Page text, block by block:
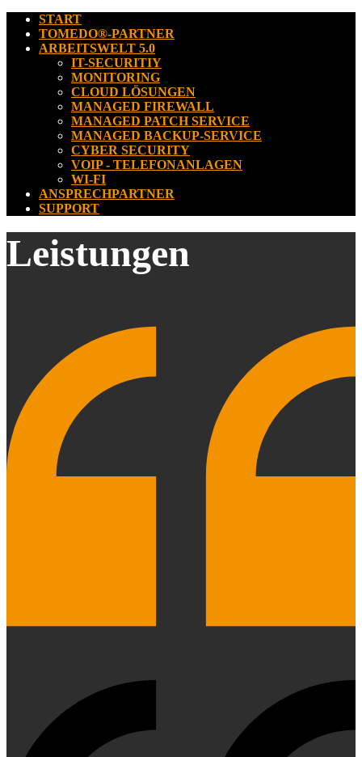
START
TOMEDO®-PARTNER
ARBEITSWELT 5.0
IT-SECURITIY
MONITORING
CLOUD LÖSUNGEN
MANAGED FIREWALL
MANAGED PATCH SERVICE
MANAGED BACKUP-SERVICE
CYBER SECURITY
VOIP - TELEFONANLAGEN
WI-FI
ANSPRECHPARTNER
SUPPORT
Leistungen